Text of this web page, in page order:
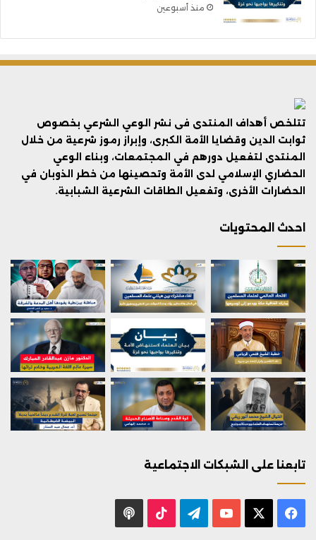
منذ أسبوعين
تتلخص أهداف المنتدى فى نشر الوعي الشرعي بخصوص
ثوابت الدين وقضايا الأمة الكبرى، وإبراز رموز شرعية من خلال
المنتدى لتفعيل دورهم في المجتمعات، وبناء الوعي
الحضاري الإسلامي لدى الأمة وتحصينها من خطر الذوبان في
الحضارات الأخرى، وتفعيل الطاقات الشرعية الشبابية.
احدث المحتويات
تابعنا على الشبكات الاجتماعية
فيسبوك يوتيوب تيلقرام ‫TikTok